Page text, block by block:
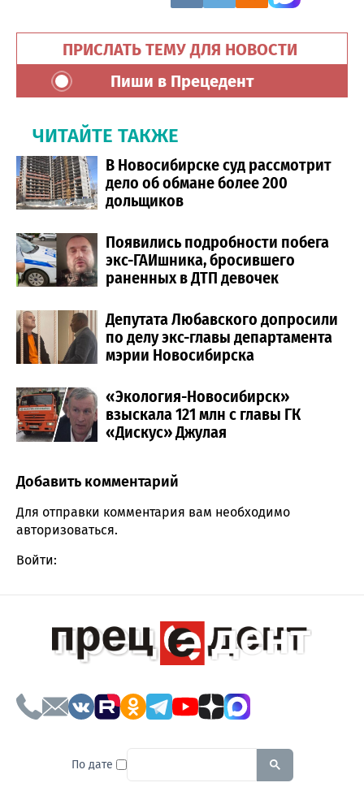
ПРИСЛАТЬ ТЕМУ ДЛЯ НОВОСТИ
Пиши в Прецедент
ЧИТАЙТЕ ТАКЖЕ
В Новосибирске суд рассмотрит
дело об обмане более 200
дольщиков
Появились подробности побега
экс-ГАИшника, бросившего
раненных в ДТП девочек
Депутата Любавского допросили
по делу экс-главы департамента
мэрии Новосибирска
«Экология-Новосибирск»
взыскала 121 млн с главы ГК
«Дискус» Джулая
Comment section
Добавить комментарий
Для отправки комментария вам необходимо
авторизоваться.
Войти:
По дате To search this site, enter a